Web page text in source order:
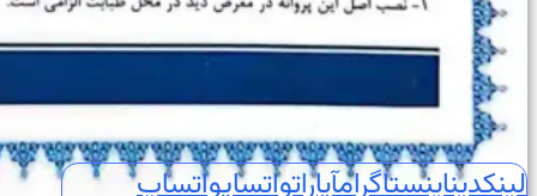
🪪مدارک و مجوزهای حرفه‌ای
📃سوابق علمی و اجرایی
🌍English
لینکدیناینستاگرامآپاراتواتساپواتساپ